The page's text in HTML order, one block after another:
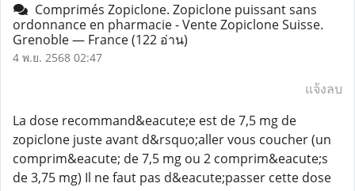
Comprimés Zopiclone. Zopiclone puissant sans
ordonnance en pharmacie - Vente Zopiclone Suisse.
Grenoble — France(122 อ่าน)
4 พ.ย. 2568 02:47
แจ้งลบ
La dose recommand&eacute;e est de 7,5 mg de
zopiclone juste avant d&rsquo;aller vous coucher (un
comprim&eacute; de 7,5 mg ou 2 comprim&eacute;s
de 3,75 mg) Il ne faut pas d&eacute;passer cette dose